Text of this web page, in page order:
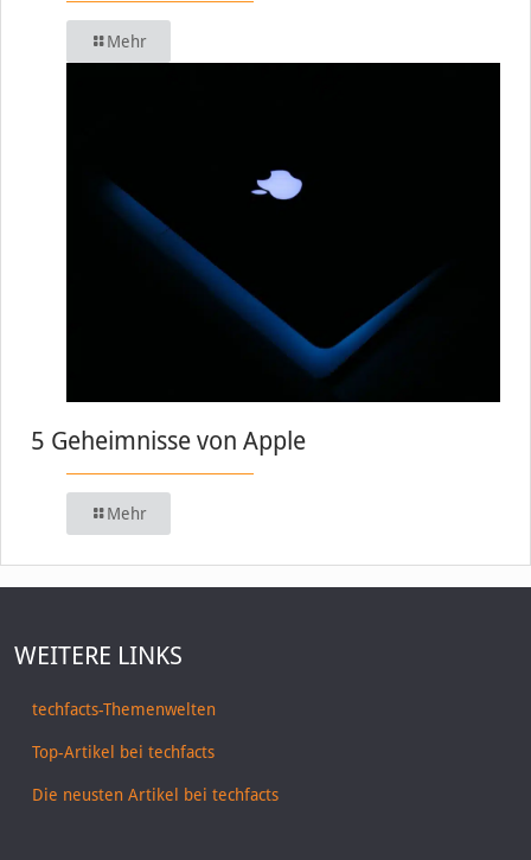
Mehr
5 Geheimnisse von Apple
Mehr
WEITERE LINKS
techfacts-Themenwelten
Top-Artikel bei techfacts
Die neusten Artikel bei techfacts